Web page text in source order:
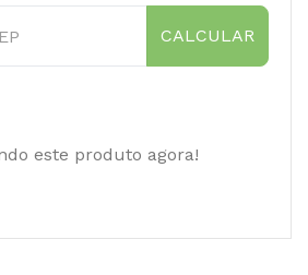
CALCULAR
este produto agora!